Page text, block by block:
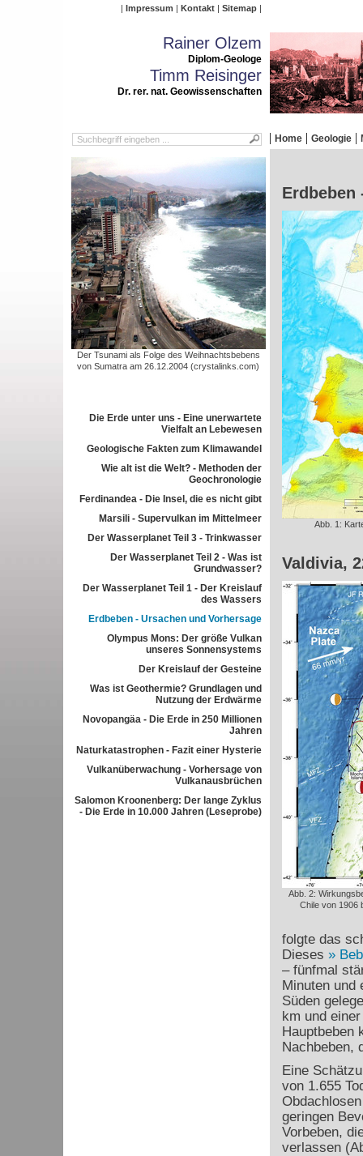
Impressum Kontakt Sitemap
Rainer Olzem
Diplom-Geologe
Timm Reisinger
Dr. rer. nat. Geowissenschaften
Home Geologie
Der Tsunami als Folge des Weihnachtsbebens
von Sumatra am 26.12.2004 (crystalinks.com)
Die Erde unter uns - Eine unerwartete
Vielfalt an Lebewesen
Geologische Fakten zum Klimawandel
Wie alt ist die Welt? - Methoden der
Geochronologie
Ferdinandea - Die Insel, die es nicht gibt
Marsili - Supervulkan im Mittelmeer
Der Wasserplanet Teil 3 - Trinkwasser
Der Wasserplanet Teil 2 - Was ist
Grundwasser?
Der Wasserplanet Teil 1 - Der Kreislauf
des Wassers
Erdbeben - Ursachen und Vorhersage
Olympus Mons: Der größe Vulkan
unseres Sonnensystems
Der Kreislauf der Gesteine
Was ist Geothermie? Grundlagen und
Nutzung der Erdwärme
Novopangäa - Die Erde in 250 Millionen
Jahren
Naturkatastrophen - Fazit einer Hysterie
Vulkanüberwachung - Vorhersage von
Vulkanausbrüchen
Salomon Kroonenberg: Der lange Zyklus
- Die Erde in 10.000 Jahren (Leseprobe)
Erdbeben
Abb. 1:
Valdivia,
Abb. 2:
Chile von 1906
folgte das
Dieses
– fünfmal
Minuten und
Süden
km und
Hauptbeben
Nachbeben,
Eine
von 1.655
geringen
Vorbeben,
verlassen